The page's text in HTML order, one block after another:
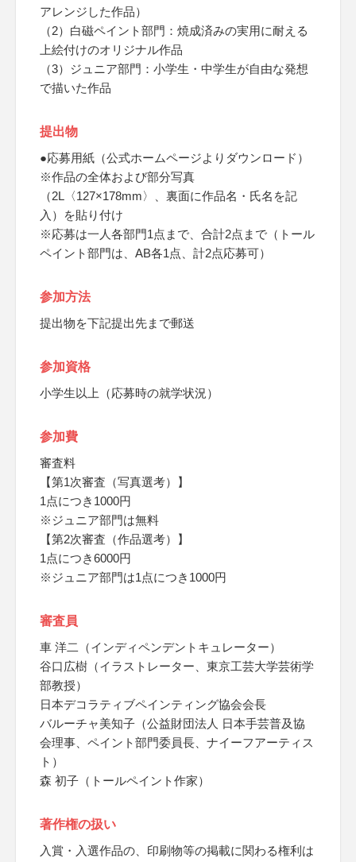
アレンジした作品）
（2）白磁ペイント部門：焼成済みの実用に耐える
上絵付けのオリジナル作品
（3）ジュニア部門：小学生・中学生が自由な発想
で描いた作品
提出物
●応募用紙（公式ホームページよりダウンロード）
※作品の全体および部分写真
（2L〈127×178mm〉、裏面に作品名・氏名を記
入）を貼り付け
※応募は一人各部門1点まで、合計2点まで（トール
ペイント部門は、AB各1点、計2点応募可）
参加方法
提出物を下記提出先まで郵送
参加資格
小学生以上（応募時の就学状況）
参加費
審査料
【第1次審査（写真選考）】
1点につき1000円
※ジュニア部門は無料
【第2次審査（作品選考）】
1点につき6000円
※ジュニア部門は1点につき1000円
審査員
車 洋二（インディペンデントキュレーター）
谷口広樹（イラストレーター、東京工芸大学芸術学
部教授）
日本デコラティブペインティング協会会長
バルーチャ美知子（公益財団法人 日本手芸普及協
会理事、ペイント部門委員長、ナイーフアーティス
ト）
森 初子（トールペイント作家）
著作権の扱い
入賞・入選作品の、印刷物等の掲載に関わる権利は